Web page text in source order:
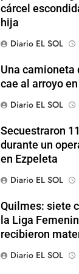
cárcel
hija
Diario EL SOL
Una camioneta
cae al arroyo
Diario EL SOL
Secuestraron
durante un
en Ezpeleta
Diario EL SOL
Quilmes: siete
la Liga
recibieron
Diario EL SOL